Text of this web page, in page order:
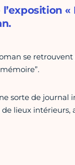
«
se
sorte de journal
lieux intérieurs,